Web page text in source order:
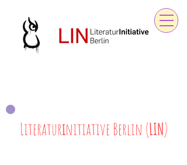
Literaturinitiative Berlin (LIN)